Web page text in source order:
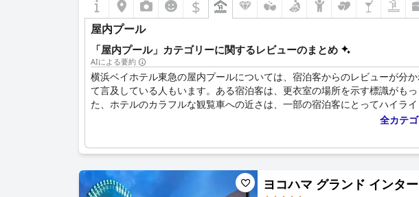
$
屋内プール
「屋内プール」カテゴリーに関するレビューのまとめ
AIによる要約
横浜ベイホテル東急の屋内プールについては、宿泊客からのレビューが分
て言及している人もいます。ある宿泊客は、更衣室の場所を示す標識がも
た、ホテルのカラフルな観覧車への近さは、一部の宿泊客にとってハイライ
全カテ
ヨコハマ グランド イン